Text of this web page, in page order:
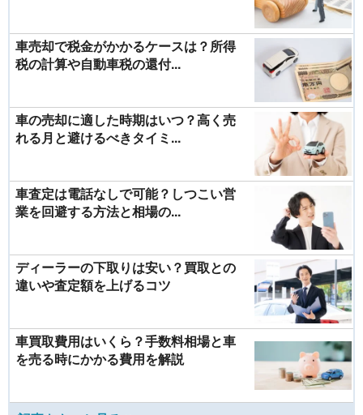
車売却で税金がかかるケースは？所得
税の計算や自動車税の還付...
車の売却に適した時期はいつ？高く売
れる月と避けるべきタイミ...
車査定は電話なしで可能？しつこい営
業を回避する方法と相場の...
ディーラーの下取りは安い？買取との
違いや査定額を上げるコツ
車買取費用はいくら？手数料相場と車
を売る時にかかる費用を解説